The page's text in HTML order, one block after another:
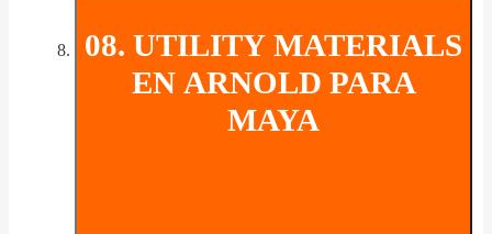
08. UTILITY MATERIALS
EN ARNOLD PARA
MAYA